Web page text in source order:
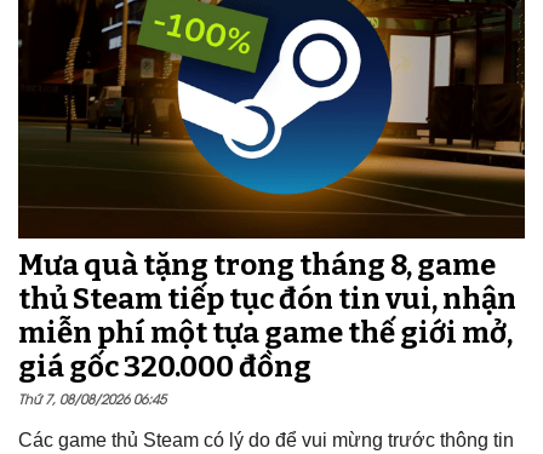
Mưa quà tặng trong tháng 8, game
thủ Steam tiếp tục đón tin vui, nhận
miễn phí một tựa game thế giới mở,
giá gốc 320.000 đồng
Thứ 7, 08/08/2026 06:45
Các game thủ Steam có lý do để vui mừng trước thông tin